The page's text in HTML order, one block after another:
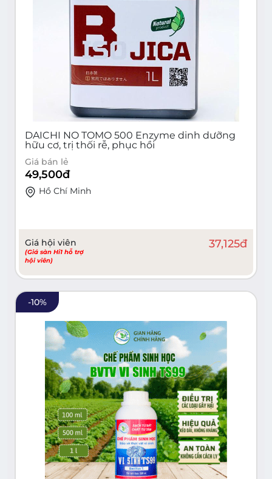
DAICHI NO TOMO 500 Enzyme dinh dưỡng
hữu cơ, trị thối rễ, phục hồi
Giá bán lẻ
49,500đ
Hồ Chí Minh
Giá hội viên
(Giá sàn Hi1 hỗ trợ
hội viên)
37,125đ
-10%